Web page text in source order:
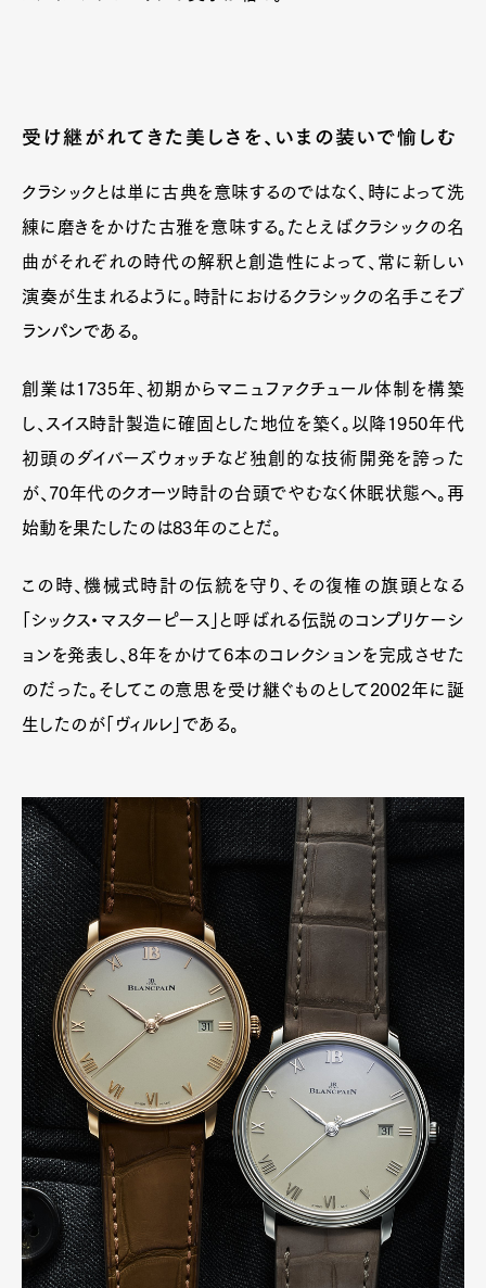
ProductCulture Lifestyle
Pen Membership
Magazine
Official Columnist
About
Contact
Pen international Pen tw
受け継がれてきた美しさを、いまの装いで愉しむ
クラシックとは単に古典を意味するのではなく、時によって洗
練に磨きをかけた古雅を意味する。たとえばクラシックの名
曲がそれぞれの時代の解釈と創造性によって、常に新しい
演奏が生まれるように。時計におけるクラシックの名手こそブ
ランパンである。
創業は1735年、初期からマニュファクチュール体制を構築
し、スイス時計製造に確固とした地位を築く。以降1950年代
初頭のダイバーズウォッチなど独創的な技術開発を誇った
が、70年代のクオーツ時計の台頭でやむなく休眠状態へ。再
始動を果たしたのは83年のことだ。
この時、機械式時計の伝統を守り、その復権の旗頭となる
「シックス・マスターピース」と呼ばれる伝説のコンプリケーシ
ョンを発表し、8年をかけて6本のコレクションを完成させた
のだった。そしてこの意思を受け継ぐものとして2002年に誕
生したのが「ヴィルレ」である。